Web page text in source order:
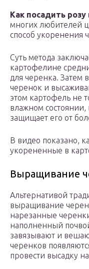
Как посадить
многих любителей
способ укоренения
Суть метода
картофелине
для черенка. Затем
черенок и
этом картофель не
влажном состоянии,
защищает его от
В видео показано,
укорененные в
Выращивание
Альтернативой
выращивание
нарезанные
наполненный
завязывают и
черенков
провести высадку